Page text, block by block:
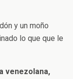
y un moño
lo que que le
venezolana,